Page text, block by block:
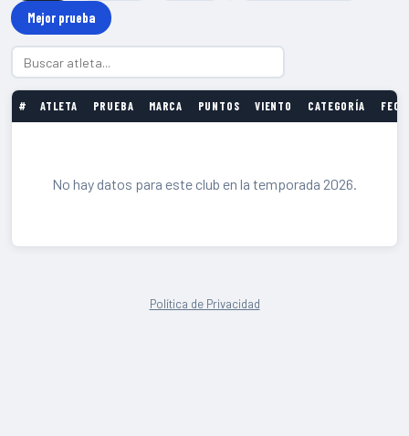
Mejor prueba
# ATLETA PRUEBA MARCA PUNTOS VIENTO CATEGORÍA
No hay datos para este club en la temporada 2026.
Política de Privacidad